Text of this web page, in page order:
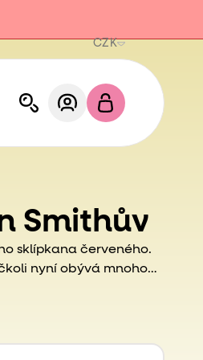
CZK
Smithův
sklípkana červeného.
nyní obývá mnoho
mazlíček je
neškodný.
velmi dlouhou